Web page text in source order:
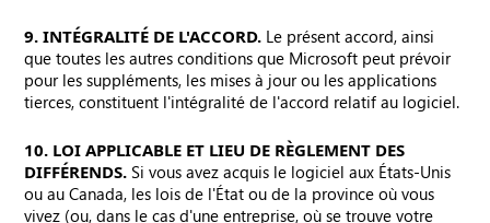
9. INTÉGRALITÉ DE L'ACCORD. Le présent accord, ainsi
que toutes les autres conditions que Microsoft peut prévoir
pour les suppléments, les mises à jour ou les applications
tierces, constituent l'intégralité de l'accord relatif au logiciel.
10. LOI APPLICABLE ET LIEU DE RÈGLEMENT DES
DIFFÉRENDS. Si vous avez acquis le logiciel aux États-Unis
ou au Canada, les lois de l'État ou de la province où vous
vivez (ou, dans le cas d'une entreprise, où se trouve votre